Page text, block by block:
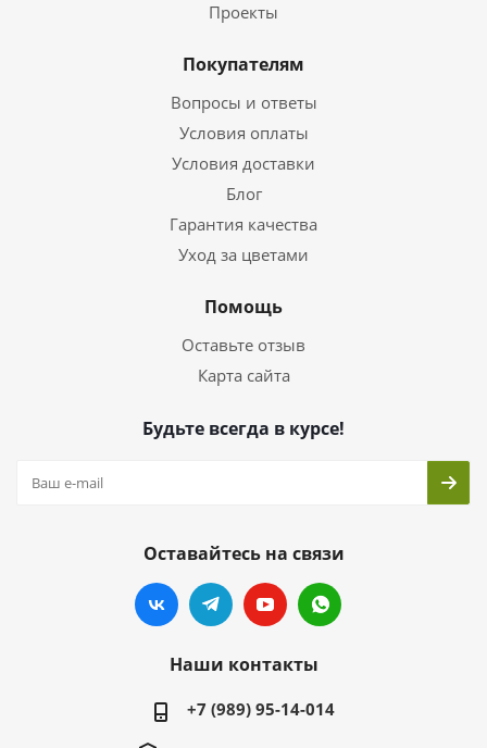
Проекты
Покупателям
Вопросы и ответы
Условия оплаты
Условия доставки
Блог
Гарантия качества
Уход за цветами
Помощь
Оставьте отзыв
Карта сайта
Будьте всегда в курсе!
Оставайтесь на связи
Наши контакты
+7 (989) 95-14-014